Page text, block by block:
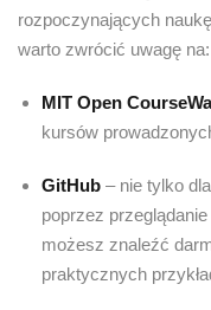
rozpoczynających
warto zwrócić uwagę na:
MIT Open
kursów
GitHub – nie tylko
poprzez
możesz znaleźć
praktycznych